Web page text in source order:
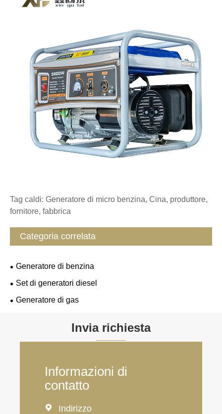
Tag caldi: Generatore di micro benzina, Cina, produttore,
fornitore, fabbrica
Categoria correlata
Generatore di benzina
Set di generatori diesel
Generatore di gas
Invia richiesta
Informazioni di
contatto
 Indirizzo